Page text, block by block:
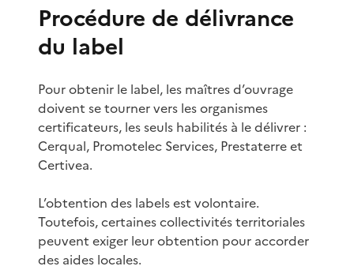
Procédure de délivrance
du label
Pour obtenir le label, les maîtres d’ouvrage
doivent se tourner vers les organismes
certificateurs, les seuls habilités à le délivrer :
Cerqual, Promotelec Services, Prestaterre et
Certivea.
L’obtention des labels est volontaire.
Toutefois, certaines collectivités territoriales
peuvent exiger leur obtention pour accorder
des aides locales.